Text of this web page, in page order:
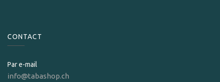
CONTACT
Par e-mail
info@tabashop.ch